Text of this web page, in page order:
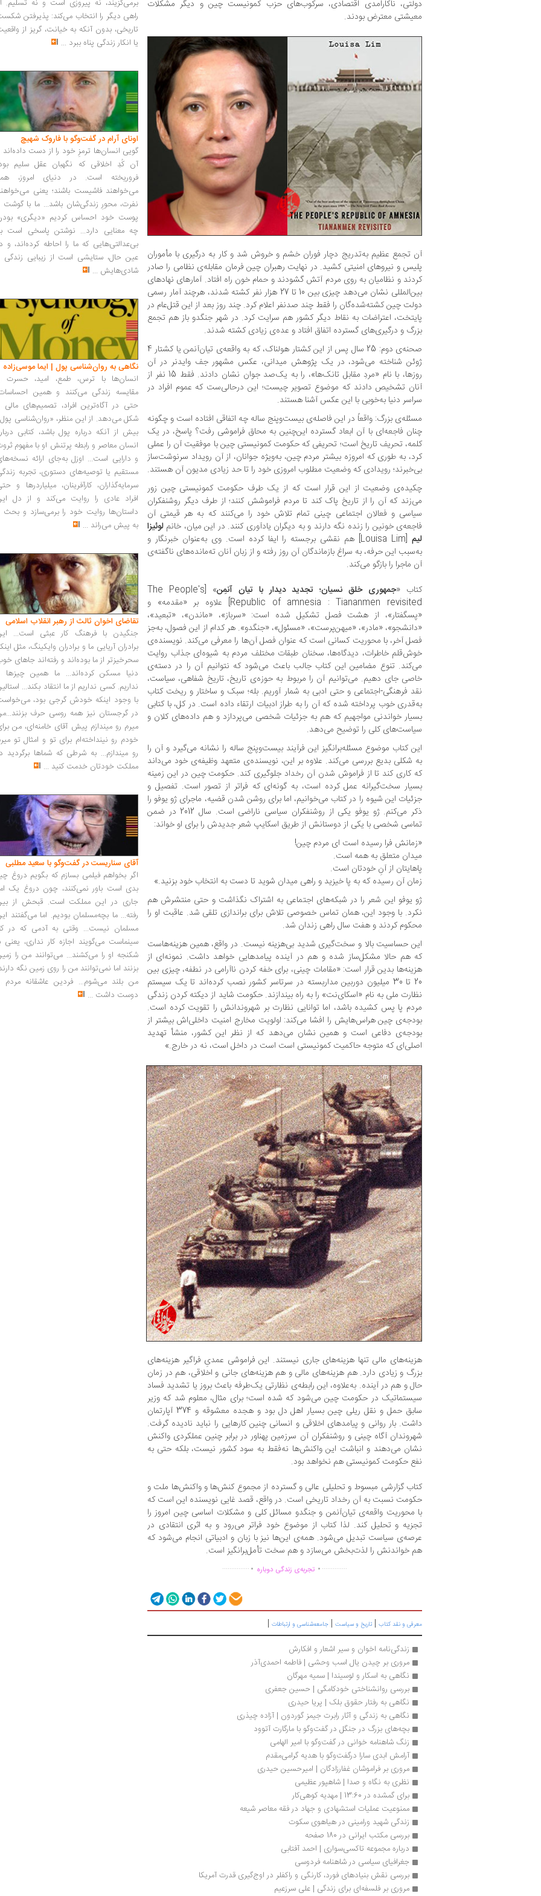
دولتی، ناکارامدی اقتصادی، سرکوب‌های حزب کمونیست چین و دیگر مشکلات
معیشتی معترض بودند.
آن تجمع عظیم به‌تدریج دچار فوران خشم و خروش شد و کار به درگیری با مأموران
پلیس و نیروهای امنیتی کشید. در نهایت رهبران چین فرمان مقابله‌ی نظامی را صادر
کردند و نظامیان به روی مردم آتش گشودند و حمام خون راه افتاد. آمارهای نهادهای
بین‌المللی نشان می‌دهد چیزی بین 10 تا 27 هزار نفر کشته شدند، هرچند آمار رسمی
دولت چین کشته‌شده‌گان را فقط چند صدنفر اعلام کرد. چند روز بعد از این قتل‌عام در
پایتخت، اعتراضات به نقاط دیگر کشور هم سرایت کرد. در شهر جنگدو باز هم تجمع
بزرگ و درگیری‌های گسترده اتفاق افتاد و عده‌ی زیادی کشته شدند.
صحنه‌ی دوم: 25 سال پس از این کشتار هولناک، که به واقعه‌ی تیان‌آنمن یا کشتار 4
ژوئن شناخته می‌شود، در یک پژوهش میدانی، عکس مشهور جف وایدنر در آن
روزها، با نام «مردِ مقابل تانک‌ها»، را به یک‌صد جوان نشان دادند. فقط 15 نفر از
آنان تشخیص دادند که موضوع تصویر چیست؛ این درحالی‌ست که عموم افراد در
سراسر دنیا به‌خوبی با این عکس آشنا هستند.
مسئله‌ی بزرگ: واقعاً در این فاصله‌ی بیست‌وپنج ساله چه اتفاقی افتاده است و چگونه
چنان فاجعه‌ای با آن ابعاد گسترده این‌چنین به محاق فراموشی رفت؟ پاسخ، در یک
کلمه، تحریف تاریخ است؛ تحریفی که حکومت کمونیستی چین با موفقیت آن را عملی
کرد، به طوری که امروزه بیشتر مردم چین، به‌ویژه جوانان، از آن رویداد سرنوشت‌ساز
بی‌خبرند؛ رویدادی که وضعیت مطلوب امروزی خود را تا حد زیادی مدیون آن هستند.
چکیده‌ی وضعیت از این قرار است که از یک طرف حکومت کمونیستی چین زور
می‌زند که آن را از تاریخ پاک کند تا مردم فراموشش کنند؛ از طرف دیگر روشنفکران
سیاسی و فعالان اجتماعی چینی تمام تلاش خود را می‌کنند که به هر قیمتی آن
فاجعه‌ی خونین را زنده نگه دارند و به دیگران یادآوری کنند. در این میان، خانم لوئیزا
لیم
[Louisa Lim] هم نقشی برجسته را ایفا کرده است. وی به‌عنوان خبرنگار و
به‌سبب این حرفه، به سراغ بازماندگان آن روز رفته و از زبان آنان ته‌مانده‌های ناگفته‌ی
آن ماجرا را بازگو می‌کند.
کتاب «جمهوری خلق نسیان؛ تجدید دیدار با تیان آنمِن
» [The People's
Republic of amnesia : Tiananmen revisited] علاوه بر «مقدمه» و
«پسگفتار»، از هشت فصل تشکیل شده است: «سرباز»، «ماندن»، «تبعید»،
«دانشجو»، «مادر»، «میهن‌پرست»، «مسئول»، «جنگدو». هر کدام از این فصول، به‌جز
فصل آخر، با محوریت کسانی است که عنوان فصل آن‌ها را معرفی می‌کند. نویسنده‌ی
خوش‌قلم خاطرات، دیدگاه‌ها، سخنان طبقات مختلف مردم به شیوه‌ای جذاب روایت
می‌کند. تنوع مضامین این کتاب جالب باعث می‌شود که نتوانیم آن را در دسته‌ی
خاصی جای دهیم. می‌توانیم آن را مربوط به حوزه‌ی تاریخ، تاریخ شفاهی، سیاست،
نقد فرهنگی-اجتماعی و حتی ادبی به شمار آوریم. بله؛ سبک و ساختار و ریخت کتاب
به‌قدری خوب پرداخته شده که آن را به طراز ادبیات ارتقاء داده است. در کل، با کتابی
بسیار خواندنی مواجهیم که هم به جزئیات شخصی می‌پردازد و هم داده‌های کلان و
سیاست‌های کلی را توضیح می‌دهد.
این کتاب موضوع مسئله‌برانگیز این فرآیند بیست‌وپنج ساله را نشانه می‌گیرد و آن را
به شکلی بدیع بررسی می‌کند. علاوه بر این، نویسنده‌ی متعهد وظیفه‌ی خود می‌داند
که کاری کند تا از فراموش شدن آن رخداد جلوگیری کند. حکومت چین در این زمینه
بسیار سخت‌گیرانه عمل کرده است، به گونه‌ای که فراتر از تصور است. تفصیل و
جزئیات این شیوه را در کتاب می‌خوانیم، اما برای روشن‌ شدن قضیه، ماجرای ژو یوفو را
ذکر می‌کنم. ژو یوفو یکی از روشنفکران سیاسی ناراضی است. سال 2012 در ضمن
تماسی شخصی با یکی از دوستانش از طریق اسکایپ شعر جدیدش را برای او خواند:
«زمانش فرا رسیده است ای مردم چین!
میدان متعلق به همه است.
پاهایتان از آنِ خودتان است.
زمان آن رسیده که به پا خیزید و راهی میدان شوید تا دست به انتخاب خود بزنید.»
ژو یوفو این شعر را در شبکه‌های اجتماعی به اشتراک نگذاشت و حتی منتشرش هم
نکرد. با وجود این، همان تماس خصوصی تلاش برای براندازی تلقی شد. عاقبت او را
محکوم کردند و هفت سال راهی زندان شد.
این حساسیت بالا و سخت‌گیری شدید بی‌هزینه نیست. در واقع، همین هزینه‌هاست
که هم حالا مشکل‌ساز شده و هم در آینده پیامدهایی خواهد داشت. نمونه‌ای از
هزینه‌ها بدین قرار است: «مقامات چینی، برای خفه کردن ناآرامی در نطفه، چیزی بین
20 تا 30 میلیون دوربین مداربسته در سرتاسر کشور نصب کرده‌اند تا یک سیستم
نظارت ملی به نام «اسکای‌نت» را به راه بیندازند. حکومت شاید از دیکته کردن زندگی
مردم پا پس کشیده باشد، اما توانایی نظارت بر شهروندانش را تقویت کرده است.
بودجه‌ی چین هراس‌هایش را افشا می‌کند: اولویت مخارج امنیت داخلی‌اش بیشتر از
بودجه‌ی دفاعی است و همین نشان می‌دهد که از نظر این کشور، منشأ تهدید
اصلی‌ای که متوجه حاکمیت کمونیستی است است در داخل است، نه در خارج.»
هزینه‌های مالی تنها هزینه‌های جاری نیستند. این فراموشی عمدیِ فراگیر هزینه‌های
بزرگ و زیادی دارد. هم هزینه‌های مالی و هم هزینه‌های جانی و اخلاقی، هم در زمان
حال و هم در آینده. به‌علاوه، این رابطه‌ی نظارتی یک‌طرفه باعث بروز یا تشدید فساد
سیستماتیک در حکومت چین می‌شود که شده است؛ برای مثال، معلوم شد که وزیر
سابق حمل و نقل ریلی چین بسیار اهل دل بود و هجده معشوقه و 374 آپارتمان
داشت. بار روانی و پیامدهای اخلاقی و انسانی چنین کارهایی را نباید نادیده گرفت.
شهروندان آگاه چینی و روشنفکران آن سرزمین پهناور در برابر چنین عملکردی واکنش
نشان می‌دهند و انباشت این واکنش‌ها نه‌فقط به سود کشور نیست، بلکه حتی به
نفع حکومت کمونیستی هم نخواهد بود.
کتاب گزارشی مبسوط و تحلیلی عالی و گسترده از مجموع کنش‌ها و واکنش‌ها ملت و
حکومت نسبت به آن رخداد تاریخی است. در واقع، قصد غایی نویسنده این است که
با محوریت واقعه‌ی تیان‌آنمن و جنگدو مسائل کلی و مشکلات اساسی چین امروز را
تجزیه و تحلیل کند. لذا کتاب از موضوع خود فراتر می‌رود و به اثری انتقادی در
عرصه‌ی سیاست تبدیل می‌شود. همه‌ی این‌ها نیز با زبان و ادبیاتی انجام می‌شود که
هم خواندنش را لذت‌بخش می‌سازد و هم سخت تأمل‌برانگیز است.
................ تجربه‌ی زندگی دوباره...............
معرفی و نقد کتاب | تاریخ و سیاست | جامعه‌شناسی و ارتباطات |
زندگی‌نامه اخوان و سیر اشعار و افکارش
مروری بر چیدن یال اسب وحشی | فاطمه احمدی‌آذر
نگاهی به اسکار و لوسیندا | سمیه مهرگان
بررسی روانشناختی خودکامگی | حسین جعفری
نگاهی به رفتار حقوق بلک | پریا حیدری
نگاهی به زندگی و آثار رابرت جیمز گوردون | آزاده چیذری
بچه‌های بزرگ در جنگل در گفت‌وگو با مارگارت آتوود
زنگ شاهنامه خوانی در گفت‌وگو با امیر الهامی
آرامش ابدی سارا درگفت‌وگو با هدیه گرامی‌مقدم
مروری بر فراموشان غفارزادگان | امیرحسین حیدری
نظری به نگاه و صدا | شاهپور عظیمی
برای گمشده در 13:60 | مهدیه کوهی‌کار
ممنوعیت عملیات استشهادی و جهاد در فقه معاصر شیعه
زندگی شهید ورامینی در هیاهوی سکوت
بررسی مکتب ایرانی در 180 صفحه
درباره مجموعه تاکسی‌سواری | احمد آفتابی
جغرافیای سیاسی در شاهنامه فردوسی
بررسی نقش بنیادهای فورد، کارنگی و راکفلر در اوج‌گیری قدرت آمریکا
مروری بر فلسفه‏‌ای برای زندگی | علی سرزعیم
برمی‌گزیند، نه پیروزی است و نه تسلیم.
راهی دیگر را انتخاب می‌کند: پذیرفتن
تاریخی، بدون آنکه به خیانت، گریز از
یا انکار زندگی پناه ببرد ...
اونای آرام در گفت‌وگو با فاروک شهیچ‭
گویی انسان‌ها ترمزِ خود را از دست داده‌اند
آن کُدِ اخلاقی که نگهبان عقل سلیم
فروریخته است. در دنیای امروز،
می‌خواهند فاشیست باشند؛ یعنی
نفرت، محورِ زندگی‌شان باشد... ما با گوشت
پوست خود احساس کردیم «دیگری»
چه معنایی دارد... نوشتن پاسخی است
بی‌عدالتی‌هایی که ما را احاطه کرده‌اند، و
عین حال، ستایشی است از زیبایی زندگی
شادی‌هایش ...
نگاهی به روان‌شناسی پول | ایما موسی‌زاده
انسان‌ها با ترس، طمع، امید، حسرت
مقایسه زندگی می‌کنند و همین
حتی در آگاه‌ترین افراد، تصمیم‌های مالی
شکل می‌دهد. از این منظر، «روان‌شناسی
بیش از آنکه درباره پول باشد، کتابی
انسان معاصر و رابطه پرتنش او با مفهوم
و دارایی است... اوزل به‌جای ارائه
مستقیم یا توصیه‌های دستوری، تجربه
سرمایه‌گذاران، کارآفرینان، میلیاردرها و
افراد عادی را روایت می‌کند و از دل
داستان‌ها روایت خود را برمی‌سازد و بحث
به پیش می‌راند ...
تقاضای اخوان ثالث از رهبر انقلاب اسلامی
جنگیدن با فرهنگ کار عبثی است...
برادران آریایی ما و برادران وایکینگ، مثل
سحرخیزتر از ما بوده‌اند و رفته‌اند جاهای
دنیا مسکن کرده‌اند... ما همین چیزها
نداریم. کسی نداریم از ما انتقاد بکند...
با وجود اینکه خودش گرجی بود،
در گرجستان نیز همه روسی حرف
میرم رو میندازم پیش آقای خامنه‌ای، من
خودم رو نینداخته‌ام برای تو و امثال تو
رو میندازم... به شرطی که شماها برگردید
مملکت خودتان خدمت کنید ...
آقای سناریست در گفت‌وگو با سعید مطلبی
اگر بخواهم فیلمی بسازم که بگویم دروغ
بدی است باور نمی‌کنند، چون دروغ یک
جاری در این مملکت است. قبحش از
رفته... ما بچه‌مسلمان بودیم. اما می‌گفتند
مسلمان نیست... وقتی به آدمی که در
سینماست می‌گویند اجازه کار نداری، یعنی
شکنجه او را می‌کشند... می‌توانند من را
بزنند اما نمی‌توانند من را روی زمین نگه
من بلند می‌شوم... فردین عاشقانه مردم
دوست داشت ...